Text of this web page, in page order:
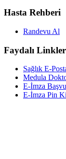
Hasta Rehberi
Randevu Al
Faydalı Linkler
Sağlık E-
Medula
E-İmza
E-İmza Pin